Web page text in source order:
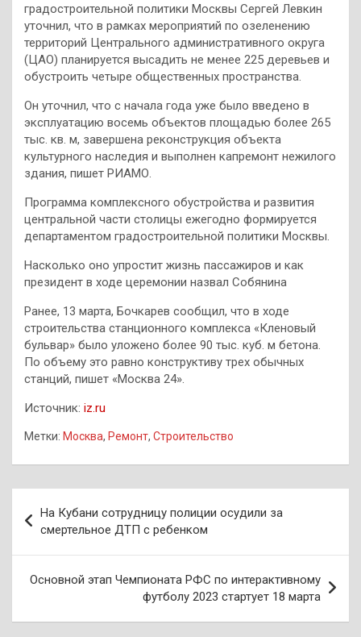
градостроительной политики Москвы Сергей Левкин
уточнил, что в рамках мероприятий по озеленению
территорий Центрального административного округа
(ЦАО) планируется высадить не менее 225 деревьев и
обустроить четыре общественных пространства.
Он уточнил, что с начала года уже было введено в
эксплуатацию восемь объектов площадью более 265
тыс. кв. м, завершена реконструкция объекта
культурного наследия и выполнен капремонт нежилого
здания, пишет РИАМО.
Программа комплексного обустройства и развития
центральной части столицы ежегодно формируется
департаментом градостроительной политики Москвы.
Насколько оно упростит жизнь пассажиров и как
президент в ходе церемонии назвал Собянина
Ранее, 13 марта, Бочкарев сообщил, что в ходе
строительства станционного комплекса «Кленовый
бульвар» было уложено более 90 тыс. куб. м бетона.
По объему это равно конструктиву трех обычных
станций, пишет «Москва 24».
Источник: iz.ru
Метки: Москва, Ремонт, Строительство
по
записям
На Кубани сотрудницу полиции осудили за
смертельное ДТП с ребенком
Основной этап Чемпионата РФС по интерактивному
футболу 2023 стартует 18 марта